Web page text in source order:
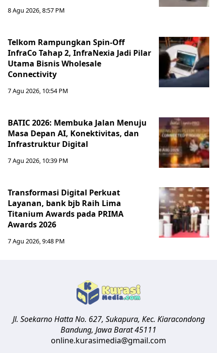
8 Agu 2026, 8:57 PM
Telkom Rampungkan Spin-Off
InfraCo Tahap 2, InfraNexia Jadi Pilar
Utama Bisnis Wholesale
Connectivity
7 Agu 2026, 10:54 PM
BATIC 2026: Membuka Jalan Menuju
Masa Depan AI, Konektivitas, dan
Infrastruktur Digital
7 Agu 2026, 10:39 PM
Transformasi Digital Perkuat
Layanan, bank bjb Raih Lima
Titanium Awards pada PRIMA
Awards 2026
7 Agu 2026, 9:48 PM
Jl. Soekarno Hatta No. 627, Sukapura, Kec. Kiaracondong
Bandung, Jawa Barat45111
online.kurasimedia@gmail.com